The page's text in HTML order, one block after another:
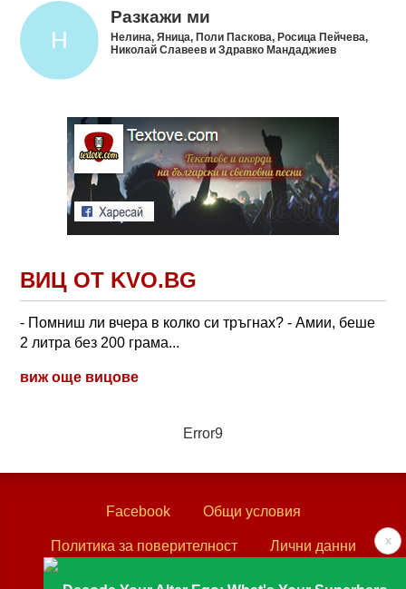
Разкажи ми
Нелина, Яница, Поли Паскова, Росица Пейчева,
Николай Славеев и Здравко Мандаджиев
ВИЦ ОТ KVO.BG
- Помниш ли вчера в колко си тръгнах? - Амии, беше
2 литра без 200 грама...
виж още вицове
Error9
x
Facebook Общи условия
Политика за поверителност Лични данни